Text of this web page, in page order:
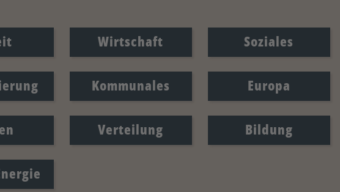
Wirtschaft Soziales
Kommunales Europa
Verteilung Bildung